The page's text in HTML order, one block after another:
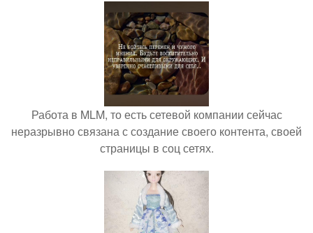
Работа в MLM, то есть сетевой компании сейчас
неразрывно связана с создание своего контента, своей
страницы в соц сетях.